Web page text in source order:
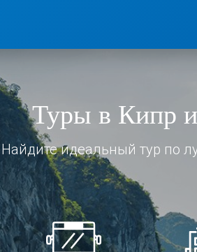
Туры в Кипр
Найдите идеальный тур по